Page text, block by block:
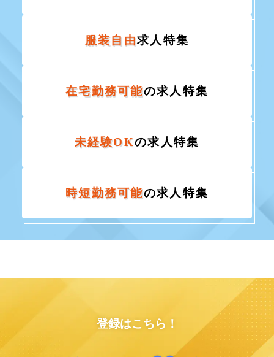
服装自由求人特集
在宅勤務可能の求人特集
未経験OKの求人特集
時短勤務可能の求人特集
登録はこちら！